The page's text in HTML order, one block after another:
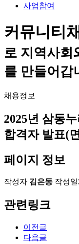
사업참여
커뮤니티
로 지역사회
를 만들어갑
채용정보
2025년 삼동
합격자 발표(
페이지 정보
작성자 김은동 작성일
관련링크
이전글
다음글